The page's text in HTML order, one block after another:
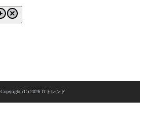
Copyright (C) 2026 ITトレンド